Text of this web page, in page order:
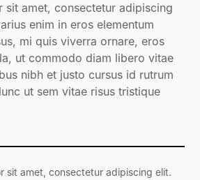
sit amet, consectetur adipiscing
enim in eros elementum
mi quis viverra ornare, eros
ut commodo diam libero vitae
nibh et justo cursus id rutrum
ut sem vitae risus tristique
sit amet, consectetur adipiscing elit.